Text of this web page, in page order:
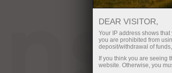
DEAR VISITOR,
Your IP address shows
you are prohibited from
deposit/withdrawal of
If you think you are seeing
website. Otherwise, you